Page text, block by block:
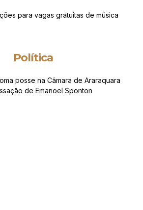
para vagas gratuitas de música
Política
posse na Câmara de Araraquara
de Emanoel Sponton